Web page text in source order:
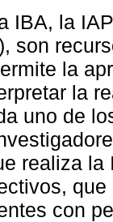
IBA, la
son
la
la
uno de
realiza
con